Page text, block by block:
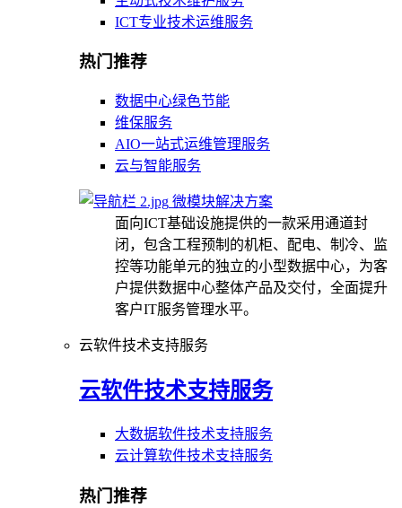
ICT专业技术运维服务
热门推荐
数据中心绿色节能
维保服务
AIO一站式运维管理服务
云与智能服务
微模块解决方案
面向ICT基础设施提供的一款采用通道封
闭，包含工程预制的机柜、配电、制冷、监
控等功能单元的独立的小型数据中心，为客
户提供数据中心整体产品及交付，全面提升
客户IT服务管理水平。
云软件技术支持服务
云软件技术支持服务
大数据软件技术支持服务
云计算软件技术支持服务
热门推荐